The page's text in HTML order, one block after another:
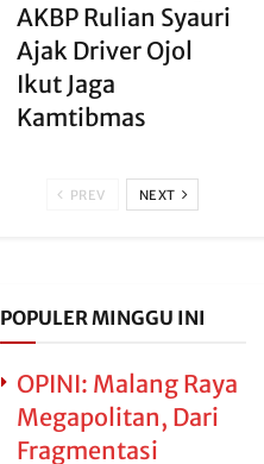
AKBP Rulian Syauri
Ajak Driver Ojol
Ikut Jaga
Kamtibmas
PREV NEXT
POPULER MINGGU INI
OPINI: Malang Raya
Megapolitan, Dari
Fragmentasi